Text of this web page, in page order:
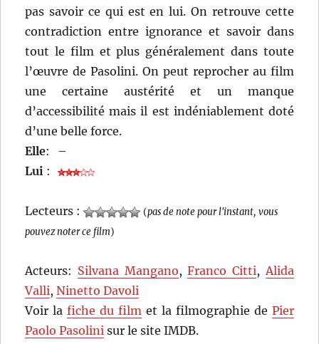
pas savoir ce qui est en lui. On retrouve cette
contradiction entre ignorance et savoir dans
tout le film et plus généralement dans toute
l’œuvre de Pasolini. On peut reprocher au film
une certaine austérité et un manque
d’accessibilité mais il est indéniablement doté
d’une belle force.
Elle:
–
Lui :
Lecteurs : (pas de note pour l'instant, vous
pouvez noter ce film)
Acteurs: Silvana Mangano,Franco Citti,Alida
Valli,Ninetto Davoli
Voir lafiche du film et la filmographie de Pier
Paolo Pasolini sur le site IMDB.